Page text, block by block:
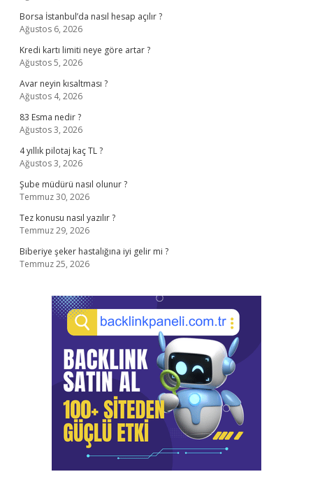
Borsa İstanbul’da nasıl hesap açılır ?
Ağustos 6, 2026
Kredi kartı limiti neye göre artar ?
Ağustos 5, 2026
Avar neyin kısaltması ?
Ağustos 4, 2026
83 Esma nedir ?
Ağustos 3, 2026
4 yıllık pilotaj kaç TL ?
Ağustos 3, 2026
Şube müdürü nasıl olunur ?
Temmuz 30, 2026
Tez konusu nasıl yazılır ?
Temmuz 29, 2026
Biberiye şeker hastalığına iyi gelir mi ?
Temmuz 25, 2026